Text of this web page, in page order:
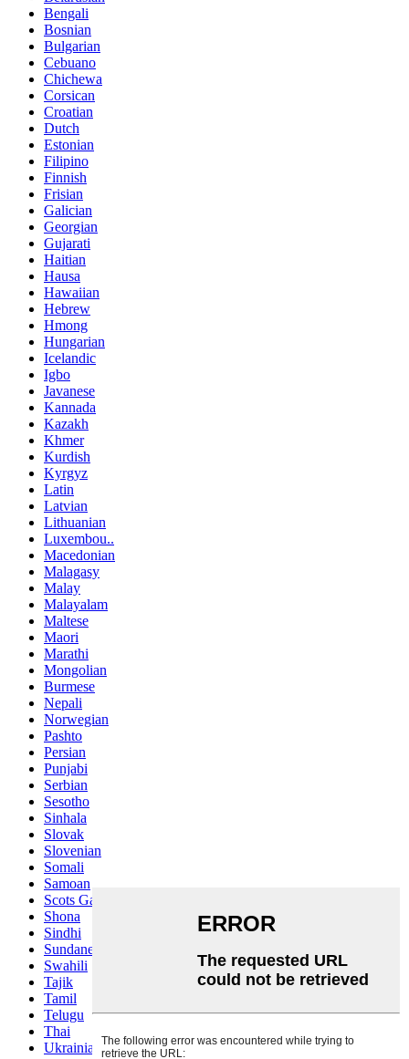
Bengali
Bosnian
Bulgarian
Cebuano
Chichewa
Corsican
Croatian
Dutch
Estonian
Filipino
Finnish
Frisian
Galician
Georgian
Gujarati
Haitian
Hausa
Hawaiian
Hebrew
Hmong
Hungarian
Icelandic
Igbo
Javanese
Kannada
Kazakh
Khmer
Kurdish
Kyrgyz
Latin
Latvian
Lithuanian
Luxembou..
Macedonian
Malagasy
Malay
Malayalam
Maltese
Maori
Marathi
Mongolian
Burmese
Nepali
Norwegian
Pashto
Persian
Punjabi
Serbian
Sesotho
Sinhala
Slovak
Slovenian
Somali
Samoan
Scots Gaelic
Shona
Sindhi
Sundanese
Swahili
Tajik
Tamil
Telugu
Thai
Ukrainian